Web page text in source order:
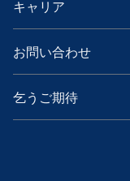
キャリア
お問い合わせ
乞うご期待